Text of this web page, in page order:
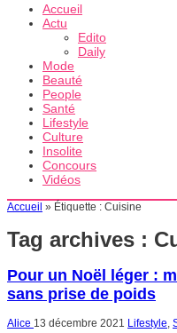
Accueil
Actu
Edito
Daily
Mode
Beauté
People
Santé
Lifestyle
Culture
Insolite
Concours
Vidéos
Accueil » Étiquette : Cuisine
Tag archives :
Pour un Noël léger :
sans prise de poids
Alice 13 décembre 2021 Lifestyle,